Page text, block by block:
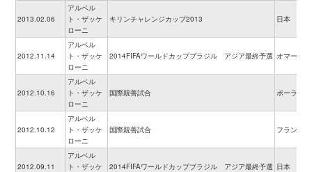
2013.02.06
アルベル
ト・ザッケ
ローニ
キリンチャレンジカップ2013 日本
2012.11.14
アルベル
ト・ザッケ
ローニ
2014FIFAワールドカップブラジル アジア最終予選 オマーン
2012.10.16
アルベル
ト・ザッケ
ローニ
国際親善試合 ポーランド
2012.10.12
アルベル
ト・ザッケ
ローニ
国際親善試合 フランス
2012.09.11
アルベル
ト・ザッケ
2014FIFAワールドカップブラジル アジア最終予選 日本